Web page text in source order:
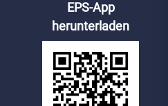
EPS-App
herunterladen